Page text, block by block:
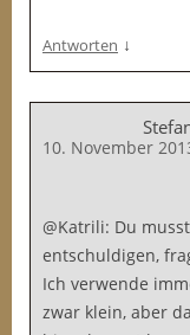
Antworten ↓
10. November
@Katrili: Du
entschuldigen,
Ich verwende
zwar klein, aber